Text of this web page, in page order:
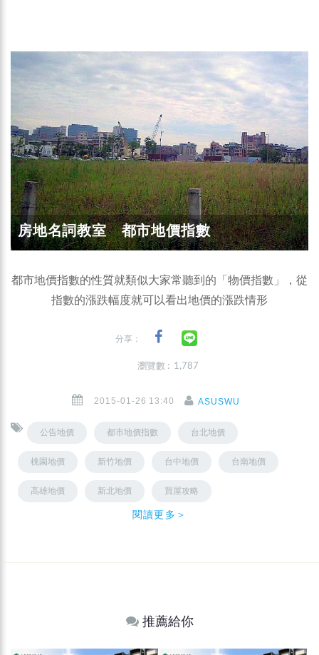
房地名詞教室 都市地價指數
都市地價指數的性質就類似大家常聽到的「物價指數」，從
指數的漲跌幅度就可以看出地價的漲跌情形
分享：
瀏覽數 : 1,787
2015-01-26 13:40 ASUSWU
公告地價 都市地價指數 台北地價
桃園地價 新竹地價 台中地價 台南地價
高雄地價 新北地價 買屋攻略
閱讀更多＞
推薦給你